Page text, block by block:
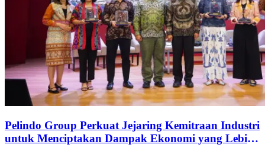
Pelindo Group Perkuat Jejaring Kemitraan Industri
untuk Menciptakan Dampak Ekonomi yang Lebih